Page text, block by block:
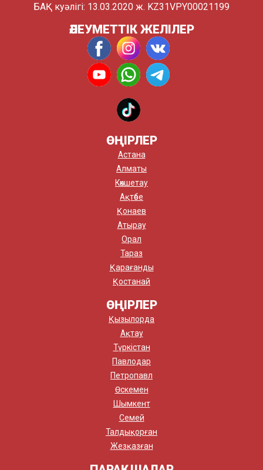
БАҚ куәлігі: 13.03.2020 ж. KZ31VPY00021199
ӘЛЕУМЕТТІК ЖЕЛІЛЕР
ӨҢІРЛЕР
Астана
Алматы
Көкшетау
Ақтөбе
Қонаев
Атырау
Орал
Тараз
Қарағанды
Қостанай
ӨҢІРЛЕР
Қызылорда
Ақтау
Түркістан
Павлодар
Петропавл
Өскемен
Шымкент
Семей
Талдықорған
Жезқазған